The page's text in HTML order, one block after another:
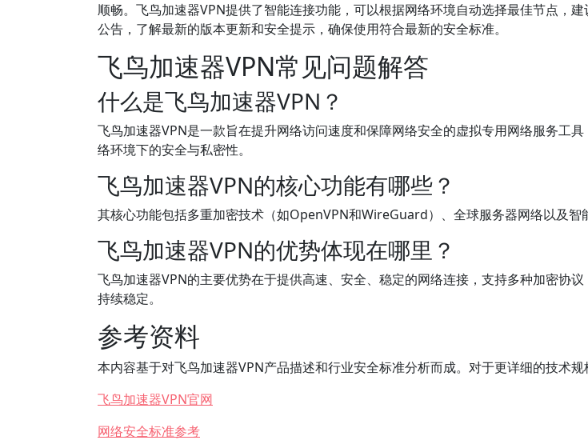
顺畅。飞鸟加速器VPN提供了智能连接功能，可以根据网络环境自动选择最佳节点，
公告，了解最新的版本更新和安全提示，确保使用符合最新的安全标准。
飞鸟加速器VPN常见问题解答
什么是飞鸟加速器VPN？
飞鸟加速器VPN是一款旨在提升网络访问速度和保障网络安全的虚拟专用网络服务工
络环境下的安全与私密性。
飞鸟加速器VPN的核心功能有哪些？
其核心功能包括多重加密技术（如OpenVPN和WireGuard）、全球服务器网络以及智
飞鸟加速器VPN的优势体现在哪里？
飞鸟加速器VPN的主要优势在于提供高速、安全、稳定的网络连接，支持多种加密协
持续稳定。
参考资料
本内容基于对飞鸟加速器VPN产品描述和行业安全标准分析而成。对于更详细的技术
飞鸟加速器VPN官网
网络安全标准参考